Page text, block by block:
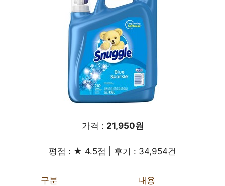
가격 : 21,950원
평점 : ★ 4.5점 | 후기 : 34,954건
구분 내용